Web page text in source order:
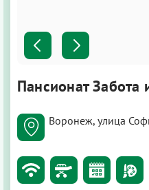
Пансионат Забота
Воронеж, улица